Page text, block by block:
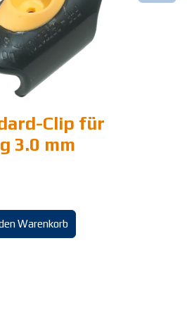
Clip für
3.0 mm
Warenkorb